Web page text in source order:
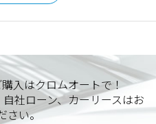
入はクロムオートで！
社ローン、カーリースはお
さい。